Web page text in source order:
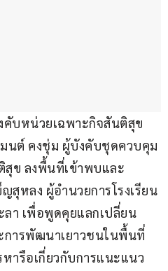
คับหน่วยเฉพาะกิจสันติสุข
นต์ คงชุ่ม ผู้บังคับชุดควบคุม
สุข ลงพื้นที่เข้าพบและ
สุหลง ผู้อำนวยการโรงเรียน
ลา เพื่อพูดคุยแลกเปลี่ยน
การพัฒนาเยาวชนในพื้นที่
ารือเกี่ยวกับการแนะแนว